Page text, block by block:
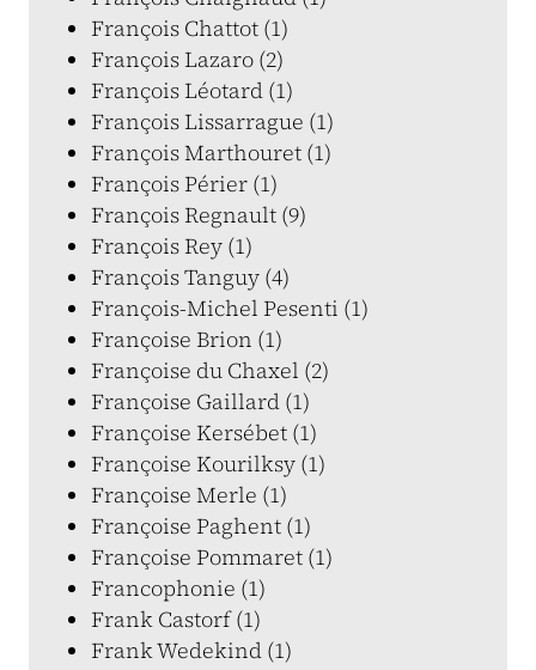
François Chattot (1)
François Lazaro (2)
François Léotard (1)
François Lissarrague (1)
François Marthouret (1)
François Périer (1)
François Regnault (9)
François Rey (1)
François Tanguy (4)
François-Michel Pesenti (1)
Françoise Brion (1)
Françoise du Chaxel (2)
Françoise Gaillard (1)
Françoise Kersébet (1)
Françoise Kourilksy (1)
Françoise Merle (1)
Françoise Paghent (1)
Françoise Pommaret (1)
Francophonie (1)
Frank Castorf (1)
Frank Wedekind (1)